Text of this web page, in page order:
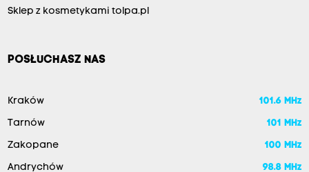
Sklep z kosmetykami tolpa.pl
POSŁUCHASZ NAS
Kraków 101.6 MHz
Tarnów 101 MHz
Zakopane 100 MHz
Andrychów 98.8 MHz